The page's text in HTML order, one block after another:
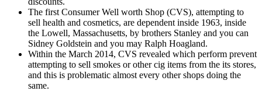
The first Consumer Well worth Shop (CVS), attempting to
sell health and cosmetics, are dependent inside 1963, inside
the Lowell, Massachusetts, by brothers Stanley and you can
Sidney Goldstein and you may Ralph Hoagland.
Within the March 2014, CVS revealed which perform prevent
attempting to sell smokes or other cig items from the its stores,
and this is problematic almost every other shops doing the
same.